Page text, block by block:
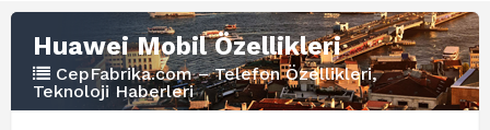
Huawei Mobil Özellikleri
CepFabrika.com – Telefon Özellikleri,
Teknoloji Haberleri